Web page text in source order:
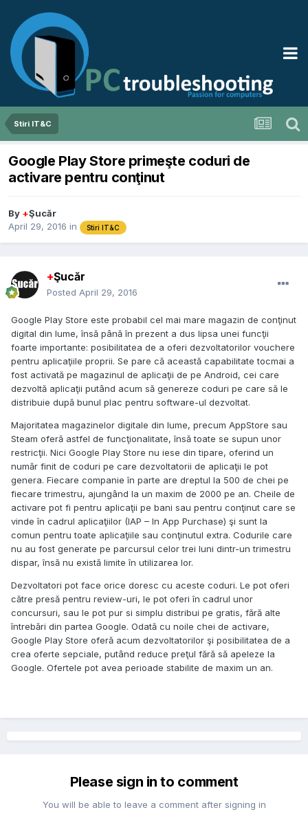
Stiri IT&C
Google Play Store primeşte coduri de
activare pentru conţinut
By +Şucăr
April 29, 2016 in Stiri IT&C
+Şucăr
Posted April 29, 2016
Google Play Store este probabil cel mai mare magazin de conţinut
digital din lume, însă până în prezent a dus lipsa unei funcţii
foarte importante: posibilitatea de a oferi dezvoltatorilor vouchere
pentru aplicaţiile proprii. Se pare că această capabilitate tocmai a
fost activată pe magazinul de aplicaţii de pe Android, cei care
dezvoltă aplicaţii putând acum să genereze coduri pe care să le
distribuie după bunul plac pentru software-ul dezvoltat.
Majoritatea magazinelor digitale din lume, precum AppStore sau
Steam oferă astfel de funcţionalitate, însă toate se supun unor
restricţii. Nici Google Play Store nu iese din tipare, oferind un
număr finit de coduri pe care dezvoltatorii de aplicaţii le pot
genera. Fiecare companie în parte are dreptul la 500 de chei pe
fiecare trimestru, ajungând la un maxim de 2000 pe an. Cheile de
activare pot fi pentru aplicaţii pe bani sau pentru conţinut care se
vinde în cadrul aplicaţiilor (IAP – In App Purchase) şi sunt la
comun pentru toate aplicaţiile sau conţinutul extra. Codurile care
nu au fost generate pe parcursul celor trei luni dintr-un trimestru
dispar, însă nu există limite în utilizarea lor.
Dezvoltatori pot face orice doresc cu aceste coduri. Le pot oferi
către presă pentru review-uri, le pot oferi în cadrul unor
concursuri, sau le pot pur si simplu distribui pe gratis, fără alte
întrebări din partea Google. Odată cu noile chei de activare,
Google Play Store oferă acum dezvoltatorilor şi posibilitatea de a
crea oferte sepciale, putând reduce preţul fără să apeleze la
Google. Ofertele pot avea perioade stabilite de maxim un an.
Please sign in to comment
You will be able to leave a comment after signing in